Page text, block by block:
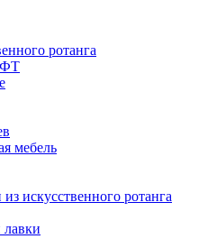
ротанга
мебель
искусственного ротанга